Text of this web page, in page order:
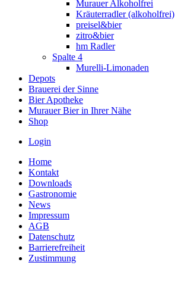
Murauer Alkoholfrei
Kräuterradler (alkoholfrei)
preisel&bier
zitro&bier
hm Radler
Spalte 4
Murelli-Limonaden
Depots
Brauerei der Sinne
Bier Apotheke
Murauer Bier in Ihrer Nähe
Shop
Login
Home
Kontakt
Downloads
Gastronomie
News
Impressum
AGB
Datenschutz
Barrierefreiheit
Zustimmung